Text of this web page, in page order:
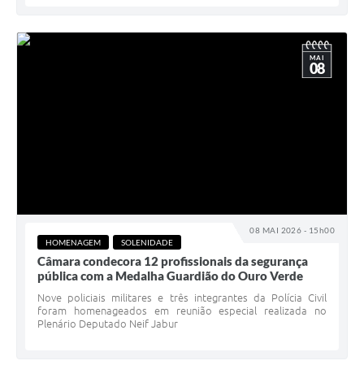
08 MAI 2026 - 15h00
MAI
08
HOMENAGEM SOLENIDADE
Câmara condecora 12 profissionais da segurança
pública com a Medalha Guardião do Ouro Verde
Nove policiais militares e três integrantes da Polícia Civil
foram homenageados em reunião especial realizada no
Plenário Deputado Neif Jabur